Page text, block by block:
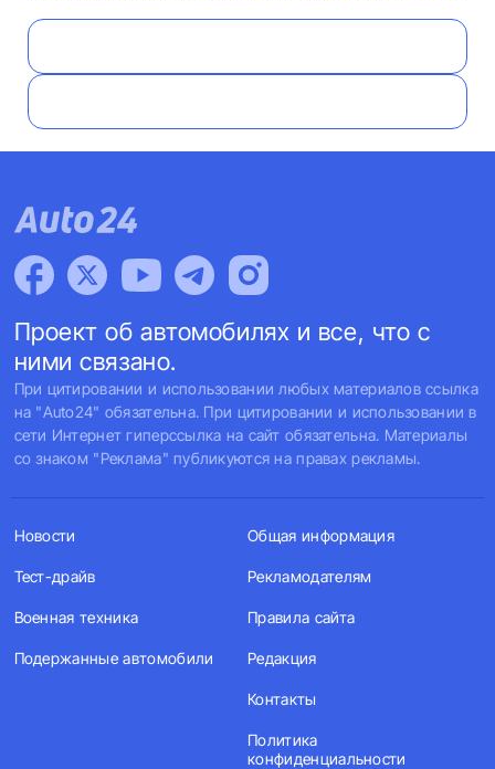
Проект об автомобилях и все, что с
ними связано.
При цитировании и использовании любых материалов ссылка
на "Auto24" обязательна. При цитировании и использовании в
сети Интернет гиперссылка на сайт обязательна. Материалы
со знаком "Реклама" публикуются на правах рекламы.
Новости
Тест-драйв
Военная техника
Подержанные автомобили
Общая информация
Рекламодателям
Правила сайта
Редакция
Контакты
Политика
конфиденциальности